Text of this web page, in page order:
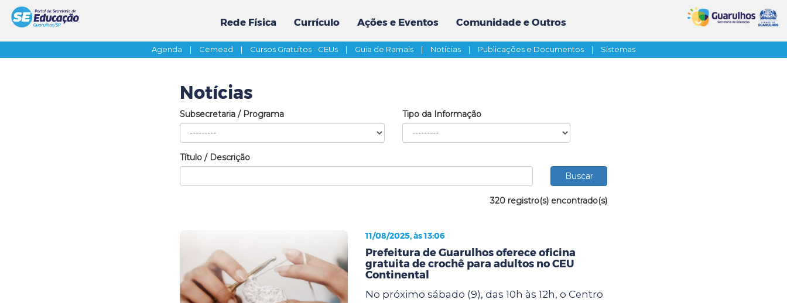
Rede Física Currículo Ações e Eventos Comunidade e Outros
Agenda | Cemead | Cursos Gratuitos - CEUs | Guia de Ramais | Notícias | Publicações e Documentos | Sistemas
Notícias
Subsecretaria / Programa Tipo da Informação
Título / Descrição
320 registro(s) encontrado(s)
11/08/2025, às 13:06
Prefeitura de Guarulhos oferece oficina
gratuita de crochê para adultos no CEU
Continental
No próximo sábado (9), das 10h às 12h, o Centro